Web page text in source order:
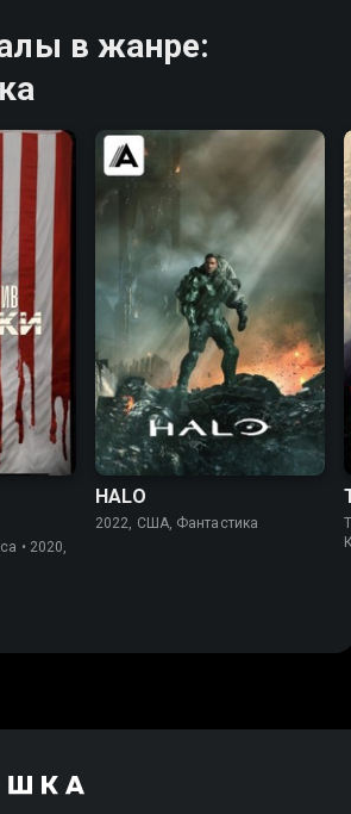
в жанре:
• 2020,
7.7 7.3
HALO
2022, США, Фантастика